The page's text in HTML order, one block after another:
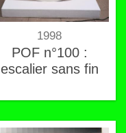
1998
POF n°100 :
escalier sans fin